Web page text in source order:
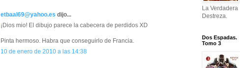
etbaal69@yahoo.es dijo...
¡Dios mio! El dibujo parece la cabecera de perdidos XD
Pinta hermoso. Habra que conseguirlo de Francia.
10 de enero de 2010 a las 14:38
La Verdadera
Destreza.
Dos Espadas.
Tomo 3